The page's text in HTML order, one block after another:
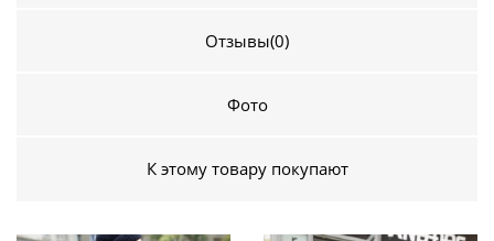
Отзывы(0)
Фото
К этому товару покупают